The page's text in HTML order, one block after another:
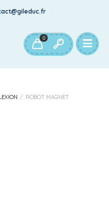
0
/ ROBOT MAGNET